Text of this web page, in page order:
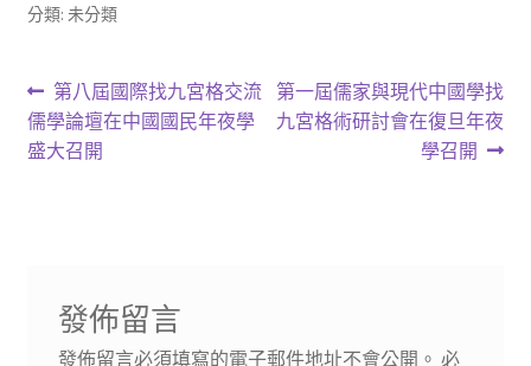
分類: 未分類
文
章
上
一
篇
第八屆國際找九宮格交流
儒學論壇在中國國民年夜學
盛大召開
下
一
第一屆儒家與現代中國學找
九宮格術研討會在復旦年夜
學召開
發佈留言
發佈留言必須填寫的電子郵件地址不會公開。 必